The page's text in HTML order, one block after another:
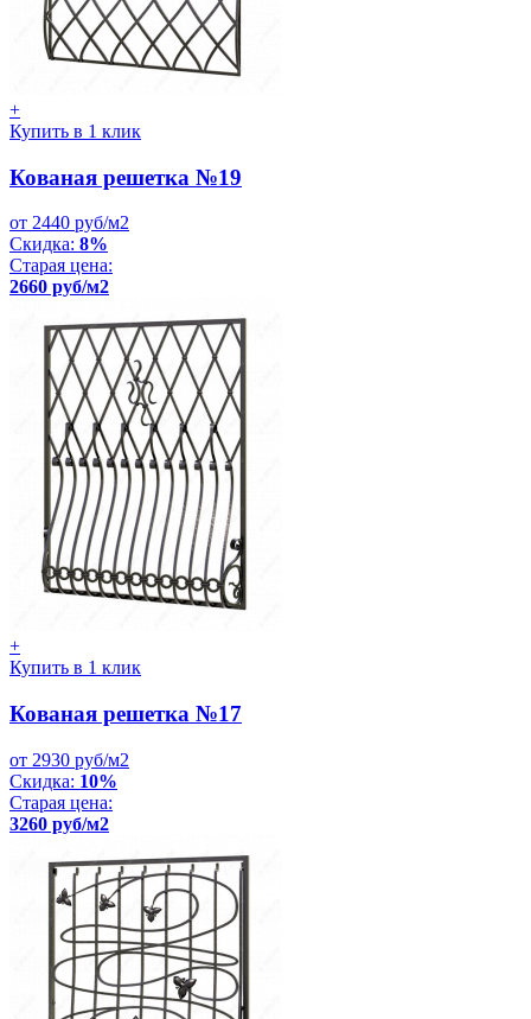
+
Купить в 1 клик
Кованая решетка №19
от 2440 руб/м2
Скидка: 8%
Старая цена:
2660 руб/м2
+
Купить в 1 клик
Кованая решетка №17
от 2930 руб/м2
Скидка: 10%
Старая цена:
3260 руб/м2